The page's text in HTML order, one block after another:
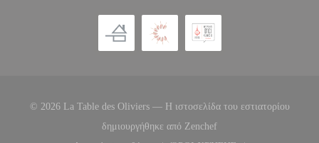
© 2026 La Table des Oliviers — Η ιστοσελίδα του εστιατορίου
δημιουργήθηκε από Zenchef((ανοίγει σε νέο